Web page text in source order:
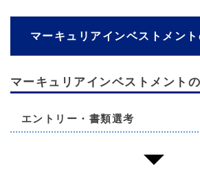
マーキュリアインベストメン
マーキュリアインベストメント
エントリー・書類選考